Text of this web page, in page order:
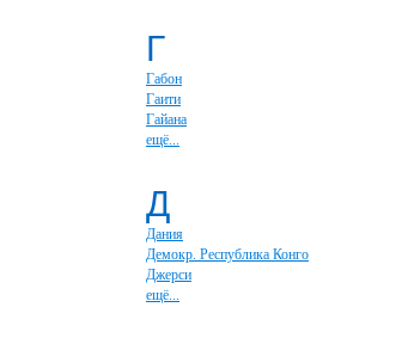
Г
Габон
Гаити
Гайана
ещё...
Д
Дания
Демокр. Республика Конго
Джерси
ещё...